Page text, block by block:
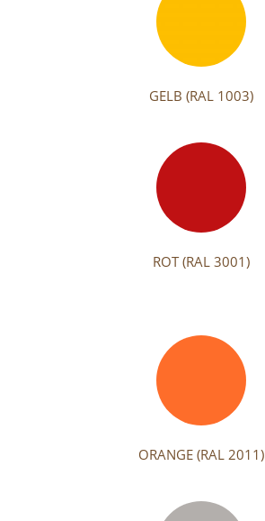
GELB (RAL 1003)
ROT (RAL 3001)
ORANGE (RAL 2011)